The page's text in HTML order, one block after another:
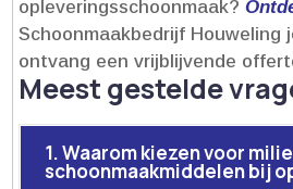
opleveringsschoonmaak?
Schoonmaakbedrijf Houweling
ontvang een vrijblijvende
Meest gestelde
1. Waarom kiezen voor
schoonmaakmiddelen bij